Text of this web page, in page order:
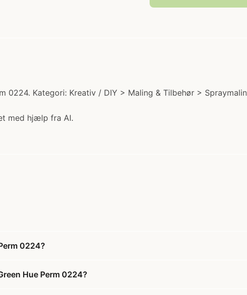
0224. Kategori: Kreativ / DIY > Maling & Tilbehør >
med hjælp fra AI.
0224?
Hue Perm 0224?